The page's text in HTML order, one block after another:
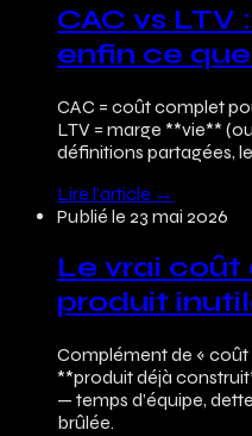
CAC vs
enfin ce
CAC = coût complet
LTV = marge **vie**
définitions partagées,
Lire l’article →
Publié le 23 mai 2026
Le vrai coût
produit
Complément de « coût
**produit déjà
— temps d’équipe,
brûlée.